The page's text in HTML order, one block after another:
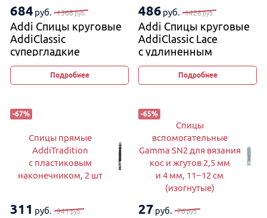
684 руб. 1368руб.
Addi Спицы круговые
AddiClassic
супергладкие
Подробнее
486 руб. 1428руб.
Addi Спицы круговые
AddiClassic Lace
с удлиненным
кончиком
Подробнее
-67%
Спицы прямые
AddiTradition
с пластиковым
наконечником, 2 шт
311 руб. 941руб.
-65%
Спицы
вспомогательные
Gamma SN2 для вязания
кос и жгутов 2,5 мм
и 4 мм, 11−12 см
(изогнутые)
27 руб. 76руб.